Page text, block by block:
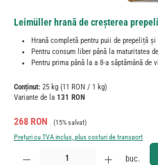
Leimüller hrană de creșterea
Hrană completă pentru puii de prepeliță și
Pentru consum liber până la maturitatea
Pentru prima până la a 8-a săptămână de
Conținut: 25 kg (11 RON / 1 kg)
Variante de la 131 RON
Preț de vânzare:
268 RON Preț obișnuit:
(15% salvat)
Prețuri cu TVA inclus, plus costuri de transport
Cantitate produs: Introduceți cantitatea dorită
buc.